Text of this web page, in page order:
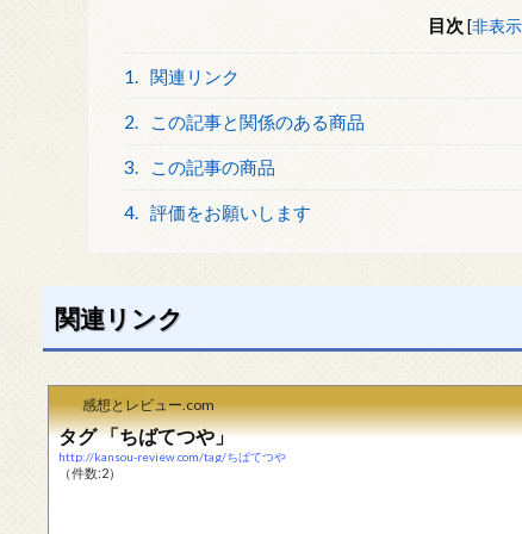
目次 [非表示
1. 関連リンク
2. この記事と関係のある商品
3. この記事の商品
4. 評価をお願いします
関連リンク
感想とレビュー.com
タグ 「ちばてつや」
http://kansou-review.com/tag/ちばてつや
（件数:2）